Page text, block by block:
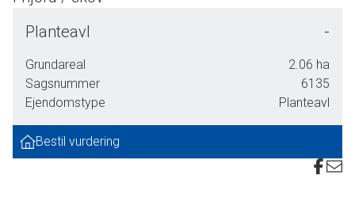
enkelte løvtræer.
Der er åben mark mod vest, nord og øst. Større skovareal beliggende syd for arealet.
Planteavl -
Grundareal 2.06 ha
Sagsnummer
6135
Ejendomstype
Planteavl
Bestil vurdering